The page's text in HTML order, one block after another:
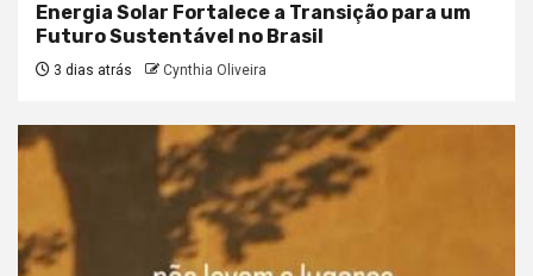
Energia Solar Fortalece a Transição para um
Futuro Sustentável no Brasil
3 dias atrás Cynthia Oliveira